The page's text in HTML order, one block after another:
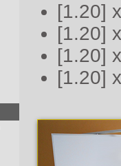
[1.20]
[1.20]
[1.20]
[1.20]